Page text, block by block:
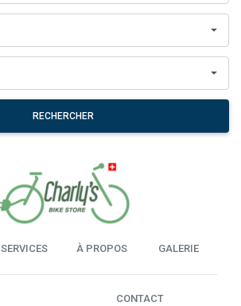
RECHERCHER
SERVICES À PROPOS GALERIE
CONTACT